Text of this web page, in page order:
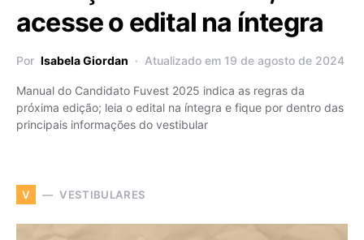
acesse o edital na íntegra
Por Isabela Giordan Atualizado em 19 de agosto de 2024
Manual do Candidato Fuvest 2025 indica as regras da
próxima edição; leia o edital na íntegra e fique por dentro das
principais informações do vestibular
V VESTIBULARES